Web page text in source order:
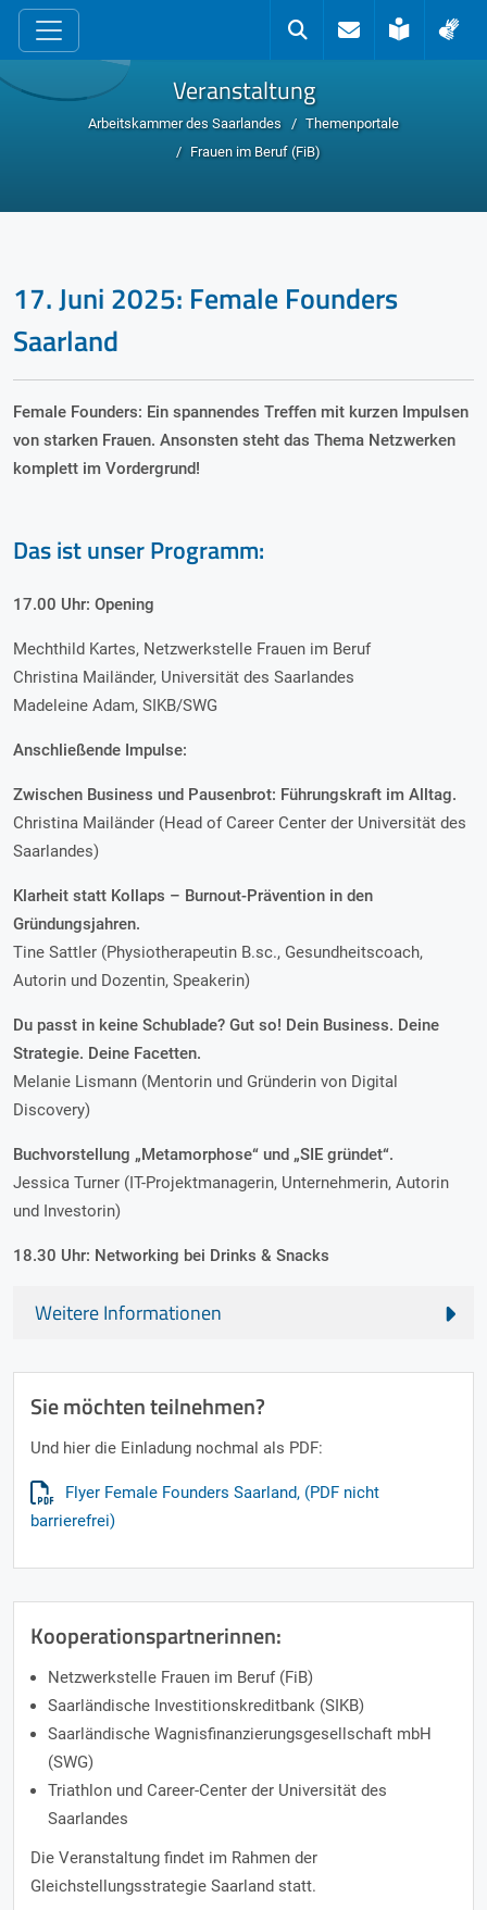
zum Inhalt
SucheKontakt
Leichte
Veranstaltung
Arbeitskammer des Saarlandes
Themenportale
Frauen im Beruf (FiB)
17. Juni 2025: Female Founders
Saarland
Female Founders: Ein spannendes Treffen mit kurzen Impulsen
von starken Frauen. Ansonsten steht das Thema Netzwerken
komplett im Vordergrund!
Das ist unser Programm:
17.00 Uhr: Opening
Mechthild Kartes, Netzwerkstelle Frauen im Beruf
Christina Mailänder, Universität des Saarlandes
Madeleine Adam, SIKB/SWG
Anschließende Impulse:
Zwischen Business und Pausenbrot: Führungskraft im Alltag.
Christina Mailänder (Head of Career Center der Universität des
Saarlandes)
Klarheit statt Kollaps – Burnout-Prävention in den
Gründungsjahren.
Tine Sattler (Physiotherapeutin B.sc., Gesundheitscoach,
Autorin und Dozentin, Speakerin)
Du passt in keine Schublade? Gut so! Dein Business. Deine
Strategie. Deine Facetten.
Melanie Lismann (Mentorin und Gründerin von Digital
Discovery)
Buchvorstellung „Metamorphose“ und „SIE gründet“.
Jessica Turner (IT-Projektmanagerin, Unternehmerin, Autorin
und Investorin)
18.30 Uhr: Networking bei Drinks & Snacks
Weitere Informationen
Sie möchten teilnehmen?
Und hier die Einladung nochmal als PDF:
Flyer Female Founders Saarland, (PDF nicht
barrierefrei)
Kooperationspartnerinnen:
Netzwerkstelle Frauen im Beruf (FiB)
Saarländische Investitionskreditbank (SIKB)
Saarländische Wagnisfinanzierungsgesellschaft mbH
(SWG)
Triathlon und Career-Center der Universität des
Saarlandes
Die Veranstaltung findet im Rahmen der
Gleichstellungsstrategie Saarland statt.